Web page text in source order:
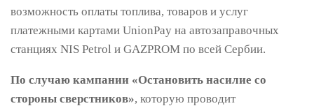
возможность оплаты топлива, товаров и услуг
платежными картами UnionPay на автозаправочных
станциях NIS Petrol и GAZPROM по всей Сербии.
По случаю кампании «Остановить насилие со
стороны сверстников», которую проводит